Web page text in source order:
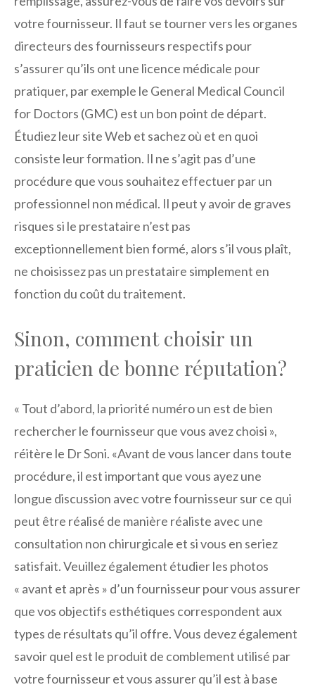
votre fournisseur. Il faut se tourner vers les organes
directeurs des fournisseurs respectifs pour
s’assurer qu’ils ont une licence médicale pour
pratiquer, par exemple le General Medical Council
for Doctors (GMC) est un bon point de départ.
Étudiez leur site Web et sachez où et en quoi
consiste leur formation. Il ne s’agit pas d’une
procédure que vous souhaitez effectuer par un
professionnel non médical. Il peut y avoir de graves
risques si le prestataire n’est pas
exceptionnellement bien formé, alors s’il vous plaît,
ne choisissez pas un prestataire simplement en
fonction du coût du traitement.
Sinon, comment choisir un
praticien de bonne réputation?
« Tout d’abord, la priorité numéro un est de bien
rechercher le fournisseur que vous avez choisi »,
réitère le Dr Soni. «Avant de vous lancer dans toute
procédure, il est important que vous ayez une
longue discussion avec votre fournisseur sur ce qui
peut être réalisé de manière réaliste avec une
consultation non chirurgicale et si vous en seriez
satisfait. Veuillez également étudier les photos
« avant et après » d’un fournisseur pour vous assurer
que vos objectifs esthétiques correspondent aux
types de résultats qu’il offre. Vous devez également
savoir quel est le produit de comblement utilisé par
votre fournisseur et vous assurer qu’il est à base